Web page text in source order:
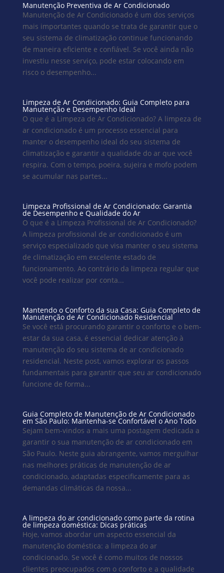
Manutenção Preventiva de Ar Condicionado
Manutenção de Ar Condicionado é um dos serviços
mais importantes quando se trata de garantir que o
seu sistema de climatização continue funcionando
de maneira eficiente e confiável. Se você ainda não
investiu nesse serviço, pode estar colocando em
risco o desempenho...
Limpeza de Ar Condicionado: Guia Completo para
Manutenção e Desempenho Ideal
O que é a Limpeza de Ar Condicionado? A limpeza de
ar condicionado é um processo essencial para
manter o desempenho ideal do seu sistema de
climatização e garantir a qualidade do ar que você
respira. Com o tempo, poeira, sujeira e mofo podem
se acumular nas partes...
Limpeza Profissional de Ar Condicionado: Garantia
de Desempenho e Qualidade do Ar
O que é a Limpeza Profissional de Ar Condicionado?
A limpeza profissional de ar condicionado é um
serviço especializado que visa manter o seu sistema
de climatização em excelente estado de
funcionamento. Ao contrário da limpeza regular que
você pode realizar por conta...
Mantendo o Conforto da sua Casa: Guia Completo de
Manutenção de Ar Condicionado Residencial
Se você está procurando garantir o conforto e o bem-
estar da sua casa, é essencial dedicar atenção à
manutenção do seu sistema de ar condicionado
residencial. Neste post, vamos explorar os passos
fundamentais para garantir que seu ar condicionado
funcione de forma...
Guia Completo de Manutenção de Ar Condicionado
em São Paulo: Mantenha-se Confortável o Ano Todo
Sejam bem-vindos a mais uma postagem dedicada a
garantir o sua manutenção de ar condicionado em
São Paulo. Neste guia abrangente, vamos mergulhar
nas melhores práticas de manutenção de ar
condicionado, adaptadas especificamente para as
demandas climáticas da nossa...
A limpeza do ar condicionado como parte da rotina
de limpeza doméstica: Dicas práticas
Hoje, vamos abordar um aspecto essencial da
manutenção doméstica: a limpeza do ar
condicionado. Se você é como muitos de nossos
clientes preocupados com o conforto e a qualidade